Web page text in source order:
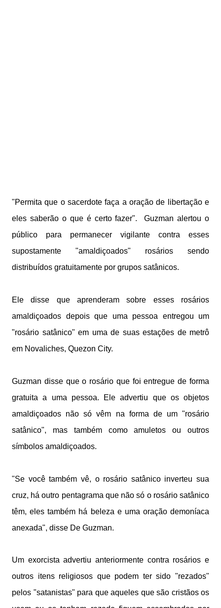
"Permita que o sacerdote faça a oração de libertação e
eles saberão o que é certo fazer".Guzman alertou o
público para permanecer vigilante contra esses
supostamente "amaldiçoados" rosários sendo
distribuídos gratuitamente por grupos satânicos.
Ele disse que aprenderam sobre esses rosários
amaldiçoados depois que uma pessoa entregou um
"rosário satânico" em uma de suas estações de metrô
em Novaliches, Quezon City.
Guzman disse que o rosário que foi entregue de forma
gratuita a uma pessoa. Ele advertiu que os objetos
amaldiçoados não só vêm na forma de um "rosário
satânico", mas também como amuletos ou outros
símbolos amaldiçoados.
"Se você também vê, o rosário satânico inverteu sua
cruz, há outro pentagrama que não só o rosário satânico
têm, eles também há beleza e uma oração demoníaca
anexada", disse De Guzman.
Um exorcista advertiu anteriormente contra rosários e
outros itens religiosos que podem ter sido "rezados"
pelos "satanistas" para que aqueles que são cristãos os